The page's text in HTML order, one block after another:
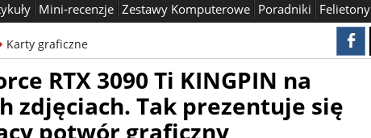
Mini-recenzje Zestawy Komputerowe Poradniki Felietony
Karty graficzne
RTX 3090 Ti KINGPIN na
zdjęciach. Tak prezentuje się
potwór graficzny